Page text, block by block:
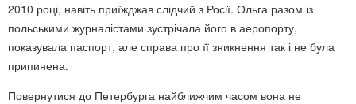
2010 році, навіть приїжджав слідчий з Росії. Ольга разом із
польськими журналістами зустрічала його в аеропорту,
показувала паспорт, але справа про її зникнення так і не була
припинена.
Повернутися до Петербурга найближчим часом вона не